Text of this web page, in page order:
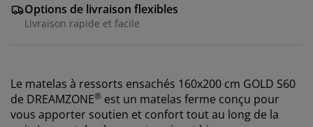
Options de livraison flexibles
Livraison rapide et facile
Le matelas à ressorts ensachés 160x200 cm GOLD S60
de DREAMZONE® est un matelas ferme conçu pour
vous apporter soutien et confort tout au long de la